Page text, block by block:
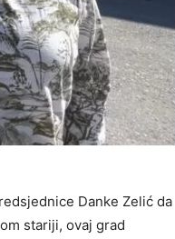
Danke Zelić da
stariji, ovaj grad